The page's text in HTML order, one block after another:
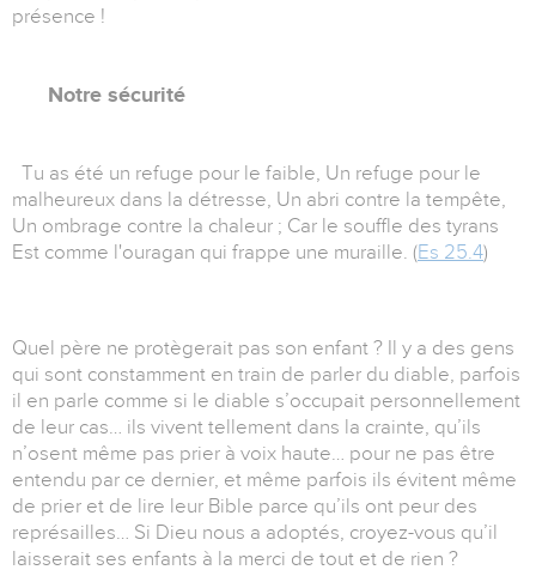
présence !
Notre sécurité
Tu as été un refuge pour le faible, Un refuge pour le
malheureux dans la détresse, Un abri contre la tempête,
Un ombrage contre la chaleur ; Car le souffle des tyrans
Est comme l'ouragan qui frappe une muraille. (Es 25.4)
Quel père ne protègerait pas son enfant ? Il y a des gens
qui sont constamment en train de parler du diable, parfois
il en parle comme si le diable s’occupait personnellement
de leur cas… ils vivent tellement dans la crainte, qu’ils
n’osent même pas prier à voix haute… pour ne pas être
entendu par ce dernier, et même parfois ils évitent même
de prier et de lire leur Bible parce qu’ils ont peur des
représailles… Si Dieu nous a adoptés, croyez-vous qu’il
laisserait ses enfants à la merci de tout et de rien ?